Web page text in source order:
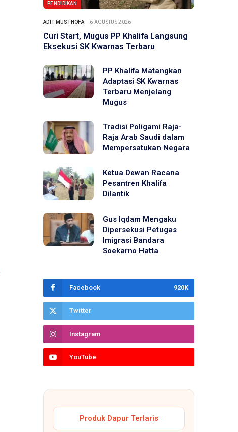
PENDIDIKAN
ADIT MUSTHOFA 6 AGUSTUS 2026
Curi Start, Mugus PP Khalifa Langsung
Eksekusi SK Kwarnas Terbaru
PP Khalifa Matangkan
Adaptasi SK Kwarnas
Terbaru Menjelang
Mugus
Tradisi Poligami Raja-
Raja Arab Saudi dalam
Mempersatukan Negara
Ketua Dewan Racana
Pesantren Khalifa
Dilantik
Gus Iqdam Mengaku
Dipersekusi Petugas
Imigrasi Bandara
Soekarno Hatta
Facebook 920K
Twitter
Instagram
YouTube
Produk Dapur Terlaris